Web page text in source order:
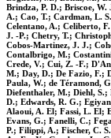
Brindza, P. D.; Briscoe,
A.; Cao, T.; Cardman, L.
Celentano, A.; Celiberto,
J. -P.; Chetry, T.;
Cobos-Martinez, J. J.;
Contalbrigo, M.;
Crede, V.; Cui, Z. -F.;
M.; Day, D.; De Fazio, F.;
Paula, W.; de Téramond,
Diefenthaler, M.; Diehl,
D.; Edwards, R. G.;
Alaoui, A. El; Fassi, L. El;
Evans, G.; Fanelli, C.;
P.; Filippi, A.; Fischer, C.